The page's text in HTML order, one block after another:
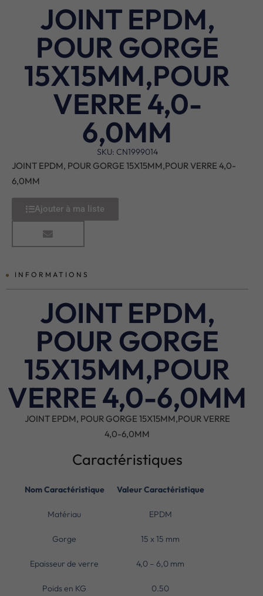
JOINT EPDM,
POUR GORGE
15X15MM,POUR
VERRE 4,0-
6,0MM
SKU: CN1999014
JOINT EPDM, POUR GORGE 15X15MM,POUR VERRE 4,0-
6,0MM
Ajouter à ma liste
INFORMATIONS
JOINT EPDM,
POUR GORGE
15X15MM,POUR
VERRE 4,0-6,0MM
JOINT EPDM, POUR GORGE 15X15MM,POUR VERRE
4,0-6,0MM
Caractéristiques
Nom Caractéristique Valeur Caractéristique
Matériau EPDM
Gorge 15 x 15 mm
Epaisseur de verre 4,0 – 6,0 mm
Poids en KG 0.50